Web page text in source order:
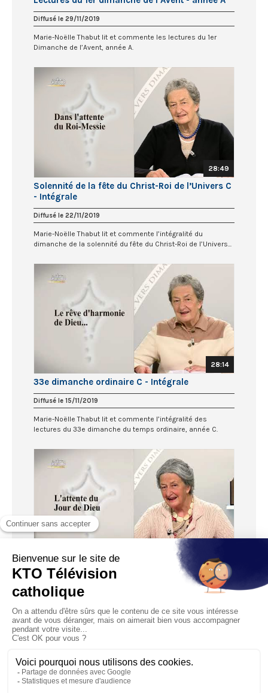
Diffusé le 29/11/2019
Marie-Noëlle Thabut lit et commente les lectures du 1er
Dimanche de l’Avent, année A.
28:49
Solennité de la fête du Christ-Roi de l’Univers C
- Intégrale
Diffusé le 22/11/2019
Marie-Noëlle Thabut lit et commente l’intégralité du
dimanche de la solennité du fête du Christ-Roi de l’Univers...
28:14
33e dimanche ordinaire C - Intégrale
Diffusé le 15/11/2019
Marie-Noëlle Thabut lit et commente l’intégralité des
lectures du 33e dimanche du temps ordinaire, année C.
Dédicace du Latran - Intégrale des lectures
Diffusé le 09/11/2019
lectures pour la fête de la dédicace de la basilique du La...